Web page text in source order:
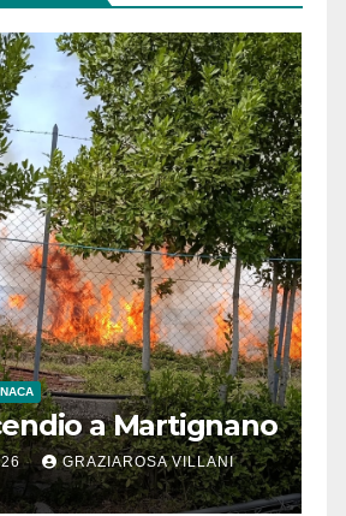
a Martignano
GRAZIAROSA VILLANI